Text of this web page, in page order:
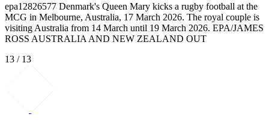
epa12826577 Denmark's Queen Mary kicks a rugby football at the
MCG in Melbourne, Australia, 17 March 2026. The royal couple is
visiting Australia from 14 March until 19 March 2026. EPA/JAMES
ROSS AUSTRALIA AND NEW ZEALAND OUT
13 / 13